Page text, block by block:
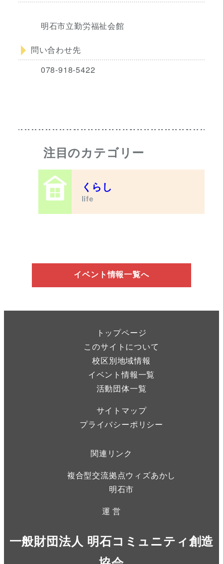
明石市立勤労福祉会館
問い合わせ先
078-918-5422
注目のカテゴリー
くらし
life
イベント情報一覧へ
トップページ
このサイトについて
校区別地域情報
イベント情報一覧
活動団体一覧
サイトマップ
プライバシーポリシー
関連リンク
複合型交流拠点ウィズあかし
明石市
運 営
一般財団法人 明石コミュニティ創造